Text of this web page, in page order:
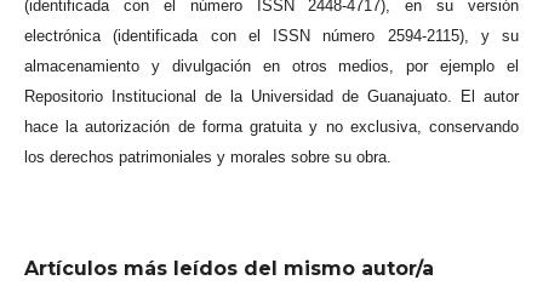
(identificada con el número ISSN 2448-4717), en su versión
electrónica (identificada con el ISSN número 2594-2115), y su
almacenamiento y divulgación en otros medios, por ejemplo el
Repositorio Institucional de la Universidad de Guanajuato. El autor
hace la autorización de forma gratuita y no exclusiva, conservando
los derechos patrimoniales y morales sobre su obra.
Artículos más leídos del mismo autor/a